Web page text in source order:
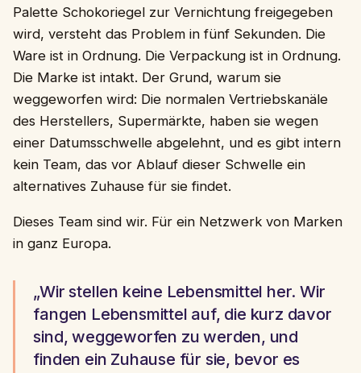
Palette Schokoriegel zur Vernichtung freigegeben
wird, versteht das Problem in fünf Sekunden. Die
Ware ist in Ordnung. Die Verpackung ist in Ordnung.
Die Marke ist intakt. Der Grund, warum sie
weggeworfen wird: Die normalen Vertriebskanäle
des Herstellers, Supermärkte, haben sie wegen
einer Datumsschwelle abgelehnt, und es gibt intern
kein Team, das vor Ablauf dieser Schwelle ein
alternatives Zuhause für sie findet.
Dieses Team sind wir. Für ein Netzwerk von Marken
in ganz Europa.
„Wir stellen keine Lebensmittel her. Wir
fangen Lebensmittel auf, die kurz davor
sind, weggeworfen zu werden, und
finden ein Zuhause für sie, bevor es